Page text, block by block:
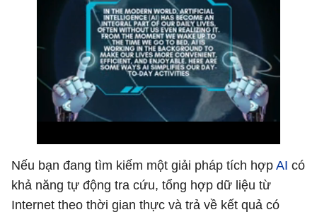
Nếu bạn đang tìm kiếm một giải pháp tích hợp AI có
khả năng tự động tra cứu, tổng hợp dữ liệu từ
Internet theo thời gian thực và trả về kết quả có